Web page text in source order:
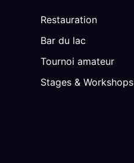
Restauration
Bar du lac
Tournoi amateur
Stages & Workshops